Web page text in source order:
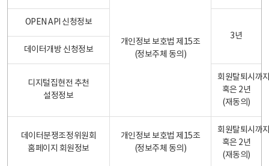
개인정보 보호법 제15조
(정보주체 동의)
OPEN API 신청정보
3년
데이터개방 신청정보
디지털집현전 추천
설정정보
회원탈퇴시까
혹은 2년
(재동의)
데이터분쟁조정위원회
홈페이지 회원정보
개인정보 보호법 제15조
(정보주체 동의)
회원탈퇴시까
혹은 2년
(재동의)